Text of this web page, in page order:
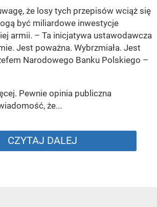
że losy tych przepisów wciąż się
być miliardowe inwestycje
armii. – Ta inicjatywa ustawodawcza
Jest poważna. Wybrzmiała. Jest
Narodowego Banku Polskiego –
Pewnie opinia publiczna
że...
CZYTAJ DALEJ